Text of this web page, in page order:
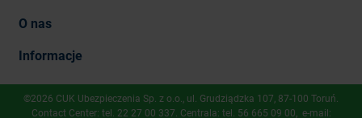
O nas
Informacje
©2026 CUK Ubezpieczenia Sp. z o.o., ​ul. Grudziądzka 107, 87-100 Toruń.
Contact Center: tel. 22 27 00 337 . Centrala: tel. 56 665 09 00 , e-mail: